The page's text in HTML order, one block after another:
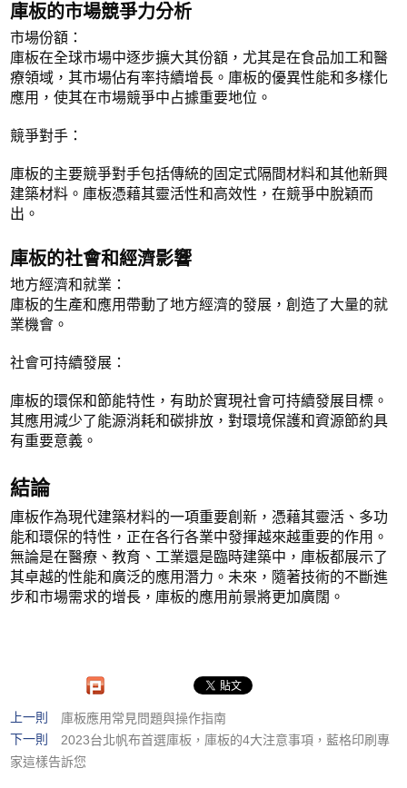
庫板的市場競爭力分析
市場份額：
庫板在全球市場中逐步擴大其份額，尤其是在食品加工和醫
療領域，其市場佔有率持續增長。庫板的優異性能和多樣化
應用，使其在市場競爭中占據重要地位。
競爭對手：
庫板的主要競爭對手包括傳統的固定式隔間材料和其他新興
建築材料。庫板憑藉其靈活性和高效性，在競爭中脫穎而
出。
庫板的社會和經濟影響
地方經濟和就業：
庫板的生產和應用帶動了地方經濟的發展，創造了大量的就
業機會。
社會可持續發展：
庫板的環保和節能特性，有助於實現社會可持續發展目標。
其應用減少了能源消耗和碳排放，對環境保護和資源節約具
有重要意義。
結論
庫板作為現代建築材料的一項重要創新，憑藉其靈活、多功
能和環保的特性，正在各行各業中發揮越來越重要的作用。
無論是在醫療、教育、工業還是臨時建築中，庫板都展示了
其卓越的性能和廣泛的應用潛力。未來，隨著技術的不斷進
步和市場需求的增長，庫板的應用前景將更加廣闊。
上一則
庫板應用常見問題與操作指南
下一則
2023台北帆布首選庫板，庫板的4大注意事項，藍格印刷專
家這樣告訴您